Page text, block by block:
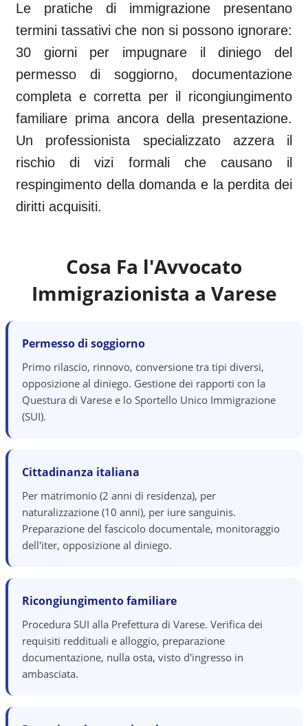
Le pratiche di immigrazione presentano
termini tassativi che non si possono ignorare:
30 giorni per impugnare il diniego del
permesso di soggiorno, documentazione
completa e corretta per il ricongiungimento
familiare prima ancora della presentazione.
Un professionista specializzato azzera il
rischio di vizi formali che causano il
respingimento della domanda e la perdita dei
diritti acquisiti.
Cosa Fa l'Avvocato
Immigrazionista a Varese
Permesso di soggiorno
Primo rilascio, rinnovo, conversione tra tipi diversi,
opposizione al diniego. Gestione dei rapporti con la
Questura di Varese e lo Sportello Unico Immigrazione
(SUI).
Cittadinanza italiana
Per matrimonio (2 anni di residenza), per
naturalizzazione (10 anni), per iure sanguinis.
Preparazione del fascicolo documentale, monitoraggio
dell'iter, opposizione al diniego.
Ricongiungimento familiare
Procedura SUI alla Prefettura di Varese. Verifica dei
requisiti reddituali e alloggio, preparazione
documentazione, nulla osta, visto d'ingresso in
ambasciata.